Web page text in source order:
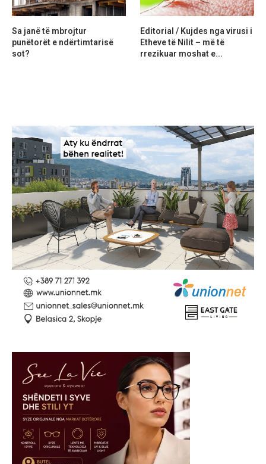
Sa janë të mbrojtur
punëtorët e ndërtimtarisë
sot?
Editorial / Kujdes nga virusi i
Etheve të Nilit – më të
rrezikuar moshat e...